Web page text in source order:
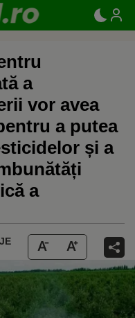
a
vor avea
a putea
și a
a